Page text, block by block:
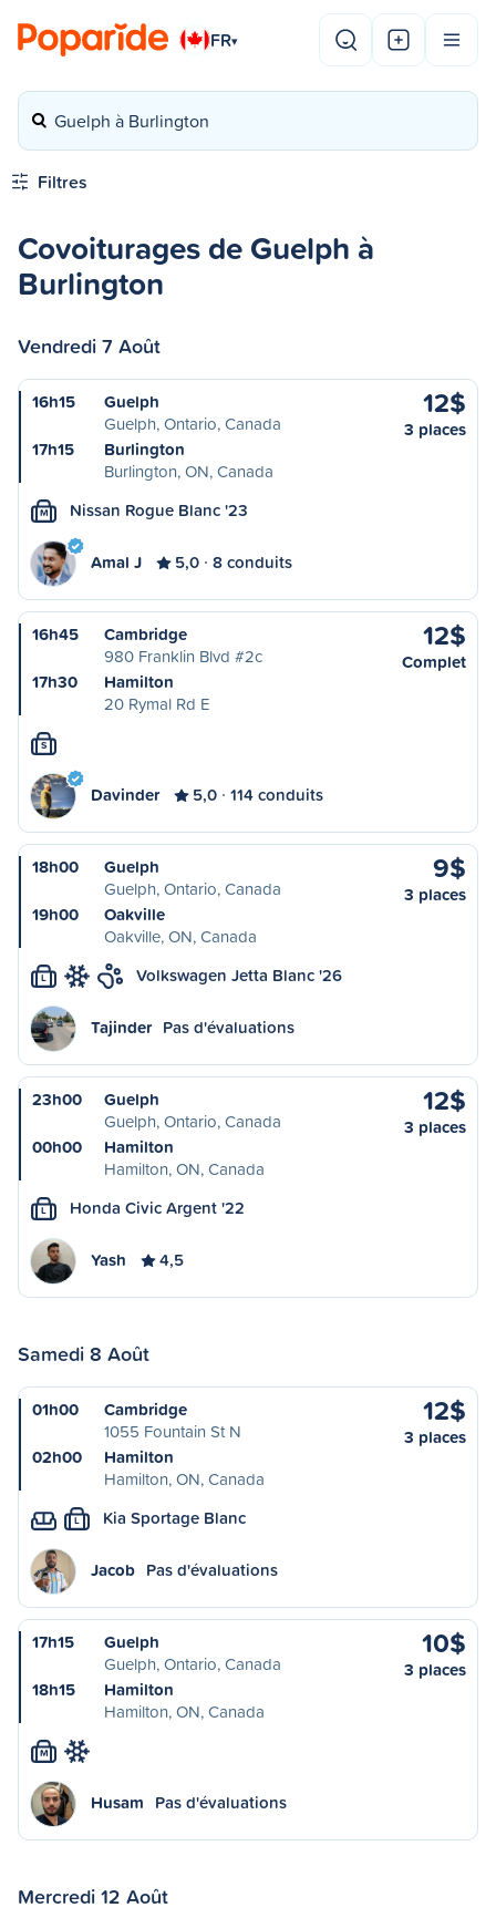
FR▾
Guelph à Burlington
Filtres
Covoiturages de Guelph à
Burlington
Vendredi 7 Août
16h15
Guelph
Guelph, Ontario, Canada
17h15
Burlington
Burlington, ON, Canada
12$
3 places
M Nissan Rogue Blanc '23
Amal J 5,0 8 conduits
16h45
Cambridge
980 Franklin Blvd #2c
17h30
Hamilton
20 Rymal Rd E
12$
Complet
S
Davinder 5,0 114 conduits
18h00
Guelph
Guelph, Ontario, Canada
19h00
Oakville
Oakville, ON, Canada
9$
3 places
L Volkswagen Jetta Blanc '26
Tajinder Pas d'évaluations
23h00
Guelph
Guelph, Ontario, Canada
00h00
Hamilton
Hamilton, ON, Canada
12$
3 places
L Honda Civic Argent '22
Yash 4,5
Samedi 8 Août
01h00
Cambridge
1055 Fountain St N
02h00
Hamilton
Hamilton, ON, Canada
12$
3 places
L Kia Sportage Blanc
Jacob Pas d'évaluations
17h15
Guelph
Guelph, Ontario, Canada
18h15
Hamilton
Hamilton, ON, Canada
10$
3 places
M
Husam Pas d'évaluations
Mercredi 12 Août